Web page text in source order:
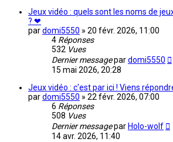
Jeux vidéo : quels sont les noms de
? ❤
pardomi5550 » 20 févr. 2026, 11:00
4 Réponses
532 Vues
Dernier messagepardomi5550
15 mai 2026, 20:28
Jeux vidéo : c'est par ici ! Viens
pardomi5550 » 22 févr. 2026, 07:00
6 Réponses
508 Vues
Dernier messagepar Holo-wolf
14 avr. 2026, 11:40